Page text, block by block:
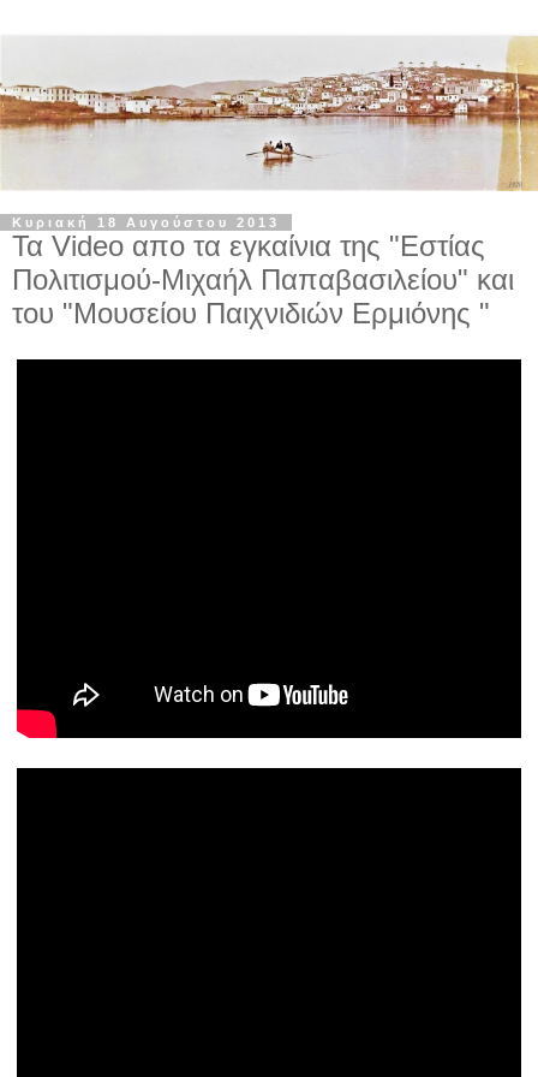
Κυριακή 18 Αυγούστου 2013
Τα Video απο τα εγκαίνια της "Εστίας
Πολιτισμού-Μιχαήλ Παπαβασιλείου" και
του "Μουσείου Παιχνιδιών Ερμιόνης "